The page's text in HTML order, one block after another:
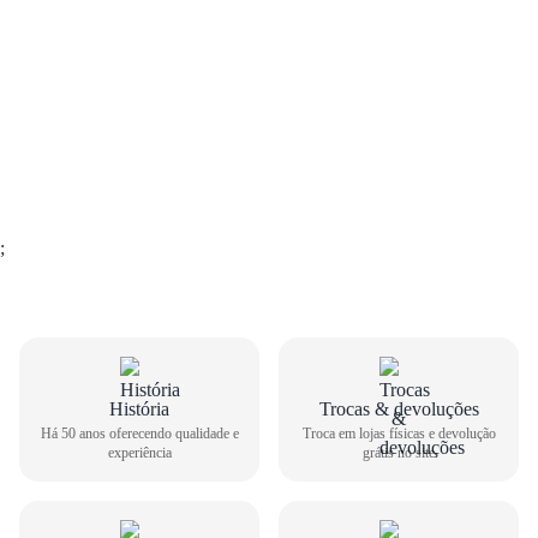
GUIA DE TAMANHOS
Tênis Casual All Star Infantil CK14140001
;
História
Há 50 anos oferecendo qualidade e
experiência
Trocas & devoluções
Troca em lojas físicas e devolução
grátis no site